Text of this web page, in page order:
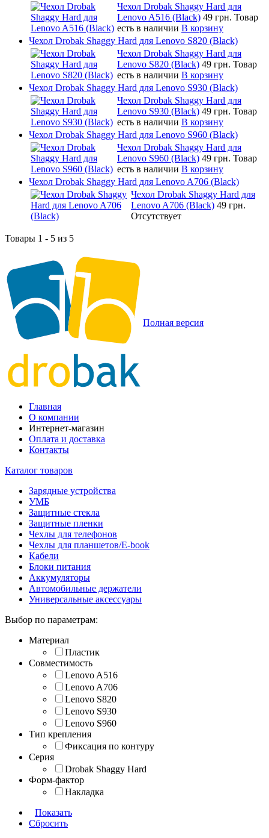
Чехол Drobak Shaggy Hard для
Lenovo A516 (Black) 49 грн. Товар
есть в наличии В корзину
Чехол Drobak Shaggy Hard для Lenovo S820 (Black)
Чехол Drobak Shaggy Hard для
Lenovo S820 (Black) 49 грн. Товар
есть в наличии В корзину
Чехол Drobak Shaggy Hard для Lenovo S930 (Black)
Чехол Drobak Shaggy Hard для
Lenovo S930 (Black) 49 грн. Товар
есть в наличии В корзину
Чехол Drobak Shaggy Hard для Lenovo S960 (Black)
Чехол Drobak Shaggy Hard для
Lenovo S960 (Black) 49 грн. Товар
есть в наличии В корзину
Чехол Drobak Shaggy Hard для Lenovo A706 (Black)
Чехол Drobak Shaggy Hard для
Lenovo A706 (Black) 49 грн.
Отсутствует
Товары 1 - 5 из 5
Полная версия
Главная
О компании
Интернет-магазин
Оплата и доставка
Контакты
Каталог товаров
Зарядные устройства
УМБ
Защитные стекла
Защитные пленки
Чехлы для телефонов
Чехлы для планшетов/E-book
Кабели
Блоки питания
Аккумуляторы
Автомобильные держатели
Универсальные аксессуары
Выбор по параметрам:
Материал
Пластик
Совместимость
Lenovo A516
Lenovo A706
Lenovo S820
Lenovo S930
Lenovo S960
Тип крепления
Фиксация по контуру
Серия
Drobak Shaggy Hard
Форм-фактор
Накладка
Показать
Сбросить